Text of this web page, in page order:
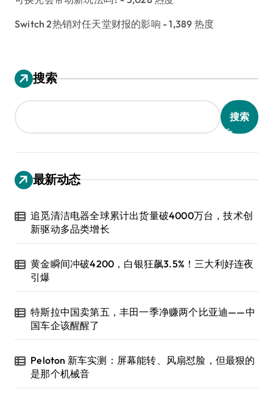
Switch 2热销对任天堂财报的影响 - 1,389 热度
搜索
搜索
最新动态
追觅清洁电器全球累计出货量破4000万台，技术创
新驱动多品类增长
黄金瞬间冲破4200，白银狂飙3.5%！三大利好连夜
引爆
特斯拉中国卖第五，丰田一季净赚两个比亚迪——中
国车企该醒醒了
Peloton 新车实测：屏幕能转、风扇怼脸，但最狠的
是那个机械音